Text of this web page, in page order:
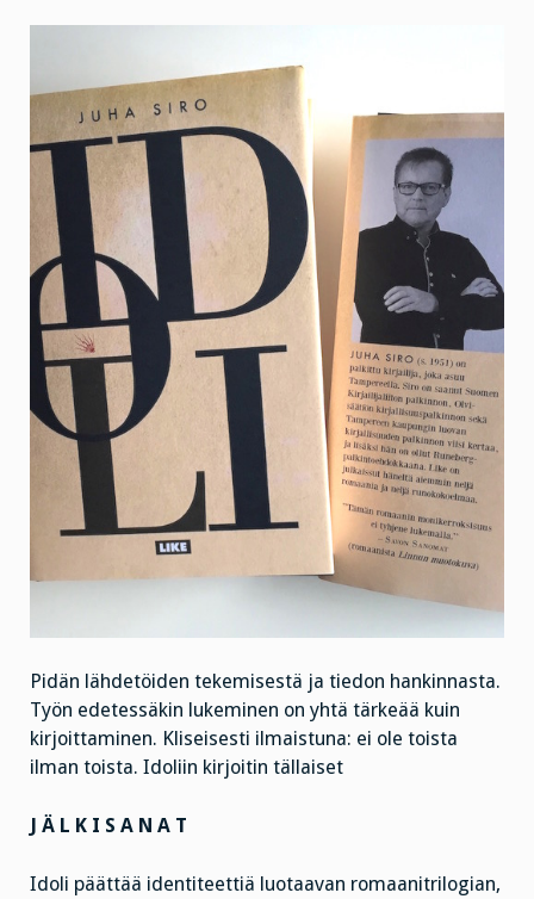
Pidän lähdetöiden tekemisestä ja tiedon hankinnasta.
Työn edetessäkin lukeminen on yhtä tärkeää kuin
kirjoittaminen. Kliseisesti ilmaistuna: ei ole toista
ilman toista. Idoliin kirjoitin tällaiset
J Ä L K I S A N A T
Idoli päättää identiteettiä luotaavan romaanitrilogian,